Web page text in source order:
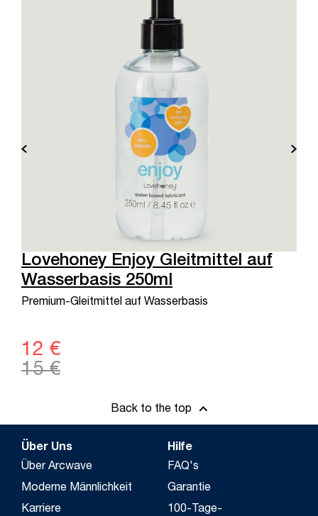
Lovehoney Enjoy Gleitmittel auf
Wasserbasis 250ml
Premium-Gleitmittel auf Wasserbasis
12 €
15 €
Back to the top
Über Uns
Über Arcwave
Moderne Männlichkeit
Karriere
Hilfe
FAQ's
Garantie
100-Tage-